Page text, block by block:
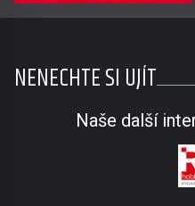
NENECHTE SI UJÍT
Naše další